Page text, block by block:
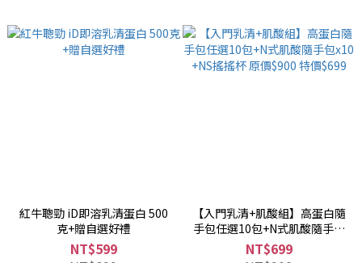
紅牛聰勁 iD即溶乳清蛋白 500
克+贈自選好禮
NT$599
【入門乳清+肌酸組】高蛋白隨
手包任選10包+N式肌酸隨手包
x10 +NS搖搖杯 原價$900 特價
$699
NT$699